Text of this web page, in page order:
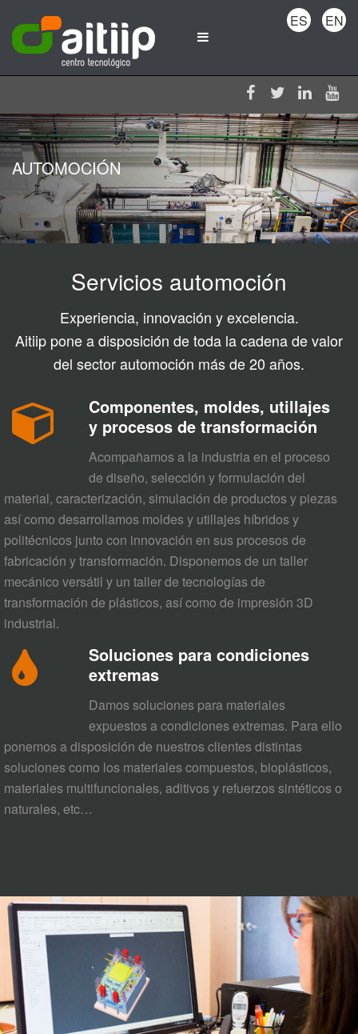
AUTOMOCIÓN
Servicios automoción
Experiencia, innovación y excelencia.
Aitiip pone a disposición de toda la cadena de valor
del sector automoción más de 20 años.
Componentes, moldes, utillajes
y procesos de transformación
Acompañamos a la industria en el proceso
de diseño, selección y formulación del
material, caracterización, simulación de productos y piezas
así como desarrollamos moldes y utillajes híbridos y
politécnicos junto con innovación en sus procesos de
fabricación y transformación. Disponemos de un taller
mecánico versátil y un taller de tecnologías de
transformación de plásticos, así como de impresión 3D
industrial.
Soluciones para condiciones
extremas
Damos soluciones para materiales
expuestos a condiciones extremas. Para ello
ponemos a disposición de nuestros clientes distintas
soluciones como los materiales compuestos, bioplásticos,
materiales multifuncionales, aditivos y refuerzos sintéticos o
naturales, etc…
ES EN